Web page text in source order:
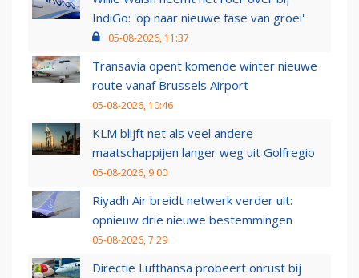
IndiGo: 'op naar nieuwe fase van groei'
05-08-2026, 11:37
Transavia opent komende winter nieuwe
route vanaf Brussels Airport
05-08-2026, 10:46
KLM blijft net als veel andere
maatschappijen langer weg uit Golfregio
05-08-2026, 9:00
Riyadh Air breidt netwerk verder uit:
opnieuw drie nieuwe bestemmingen
05-08-2026, 7:29
Directie Lufthansa probeert onrust bij